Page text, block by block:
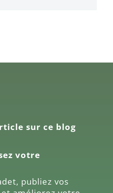
sur ce blog
votre
, publiez vos